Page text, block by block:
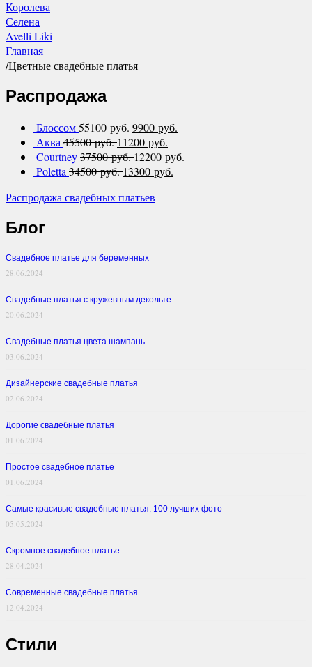
Королева
Селена
Avelli Liki
Главная
/Цветные свадебные платья
Распродажа
Блоссом55100 руб.9900 руб.
Аква45500 руб. 11200 руб.
Courtney37500 руб. 12200 руб.
Poletta34500 руб. 13300 руб.
Распродажа свадебных платьев
Блог
Свадебное платье для беременных
28.06.2024
Свадебные платья с кружевным декольте
20.06.2024
Свадебные платья цвета шампань
03.06.2024
Дизайнерские свадебные платья
02.06.2024
Дорогие свадебные платья
01.06.2024
Простое свадебное платье
01.06.2024
Самые красивые свадебные платья: 100 лучших фото
05.05.2024
Скромное свадебное платье
28.04.2024
Современные свадебные платья
12.04.2024
Стили